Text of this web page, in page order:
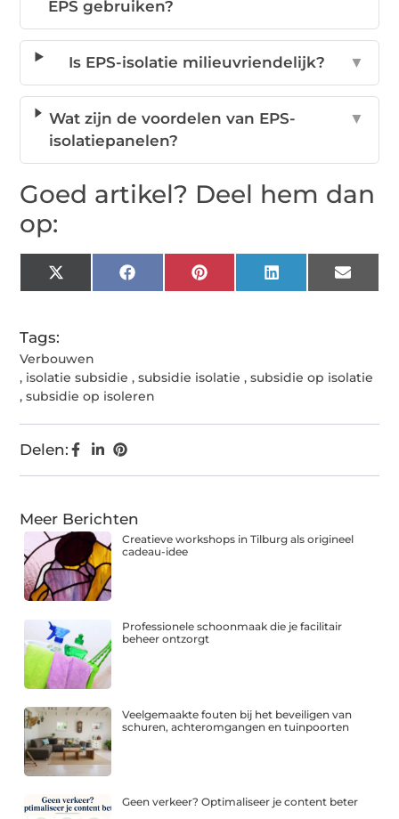
EPS gebruiken?
Is EPS-isolatie milieuvriendelijk? ▼
Wat zijn de voordelen van EPS-
isolatiepanelen?
▼
Goed artikel? Deel hem dan
op:
X
(Twitter)
FacebookPinterestLinkedIn Email
Tags:
Verbouwen
, isolatie subsidie ,subsidie isolatie ,subsidie op isolatie
,subsidie op isoleren
Delen:
Meer Berichten
Creatieve workshops in Tilburg als origineel
cadeau-idee
Professionele schoonmaak die je facilitair
beheer ontzorgt
Veelgemaakte fouten bij het beveiligen van
schuren, achteromgangen en tuinpoorten
Geen verkeer? Optimaliseer je content beter